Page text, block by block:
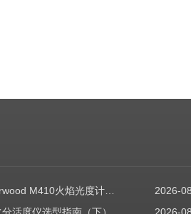
2026-
活度仪选型指南（下）
2026-